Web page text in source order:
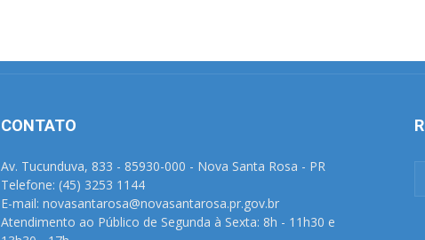
CONTATO
Av. Tucunduva, 833 - 85930-000 - Nova Santa Rosa - PR
Telefone: (45) 3253 1144
E-mail: novasantarosa@novasantarosa.pr.gov.br
Atendimento ao Público de Segunda à Sexta: 8h - 11h30 e